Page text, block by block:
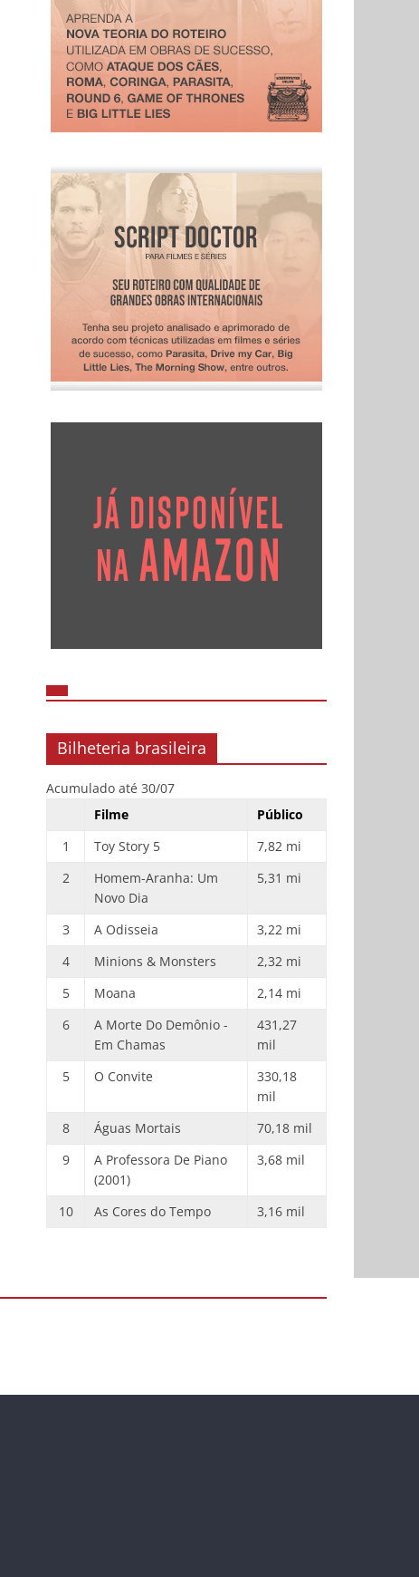
Bilheteria brasileira
Acumulado até 30/07
Filme
Público
1
Toy Story 5
7,82 mi
2
Homem-Aranha: Um
Novo Dia
5,31 mi
3 A Odisseia
3,22 mi
4
Minions & Monsters
2,32 mi
5
Moana
2,14 mi
6
A Morte Do Demônio -
Em Chamas
431,27
mil
5
O Convite
330,18
mil
8
Águas Mortais
70,18 mil
9
A Professora De Piano
(2001)
3,68 mil
10 As Cores do Tempo 3,16 mil